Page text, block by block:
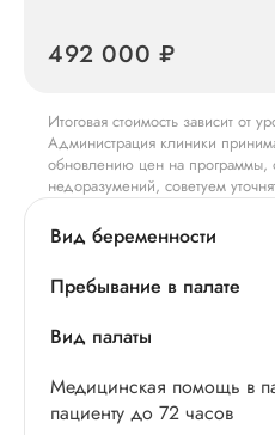
Вид беременности
Пребывание в палате
Вид палаты
Медицинская помощь в
пациенту до 72 часов
492 000 ₽
Итоговая стоимость зависит от
Администрация клиники
обновлению цен на
недоразумений, советуем